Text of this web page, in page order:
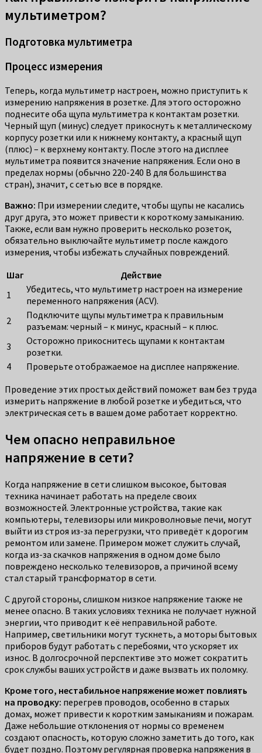
мультиметром?
Подготовка мультиметра
Процесс измерения
Теперь, когда мультиметр настроен, можно приступить к
измерению напряжения в розетке. Для этого осторожно
поднесите оба щупа мультиметра к контактам розетки.
Черный щуп (минус) следует прикоснуть к металлическому
корпусу розетки или к нижнему контакту, а красный щуп
(плюс) – к верхнему контакту. После этого на дисплее
мультиметра появится значение напряжения. Если оно в
пределах нормы (обычно 220-240 В для большинства
стран), значит, с сетью все в порядке.
Важно: При измерении следите, чтобы щупы не касались
друг друга, это может привести к короткому замыканию.
Также, если вам нужно проверить несколько розеток,
обязательно выключайте мультиметр после каждого
измерения, чтобы избежать случайных повреждений.
Шаг
Действие
1
Убедитесь, что мультиметр настроен на измерение
переменного напряжения (ACV).
2
Подключите щупы мультиметра к правильным
разъемам: черный – к минус, красный – к плюс.
3
Осторожно прикоснитесь щупами к контактам
розетки.
4
Проверьте отображаемое на дисплее напряжение.
Проведение этих простых действий поможет вам без труда
измерить напряжение в любой розетке и убедиться, что
электрическая сеть в вашем доме работает корректно.
Чем опасно неправильное
напряжение в сети?
Когда напряжение в сети слишком высокое, бытовая
техника начинает работать на пределе своих
возможностей. Электронные устройства, такие как
компьютеры, телевизоры или микроволновые печи, могут
выйти из строя из-за перегрузки, что приведёт к дорогим
ремонтом или замене. Примером может служить случай,
когда из-за скачков напряжения в одном доме было
повреждено несколько телевизоров, а причиной всему
стал старый трансформатор в сети.
С другой стороны, слишком низкое напряжение также не
менее опасно. В таких условиях техника не получает нужной
энергии, что приводит к её неправильной работе.
Например, светильники могут тускнеть, а моторы бытовых
приборов будут работать с перебоями, что ускоряет их
износ. В долгосрочной перспективе это может сократить
срок службы ваших устройств и даже вызвать их поломку.
Кроме того, нестабильное напряжение может повлиять
на проводку: перегрев проводов, особенно в старых
домах, может привести к коротким замыканиям и пожарам.
Даже небольшие отклонения от нормы со временем
создают опасность, которую сложно заметить до того, как
будет поздно. Поэтому регулярная проверка напряжения в